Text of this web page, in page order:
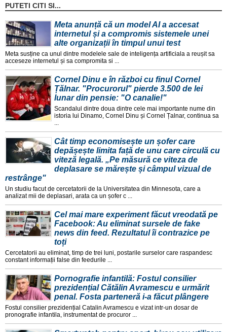
PUTETI CITI SI...
Meta anunță că un model AI a accesat
internetul și a compromis sistemele unei
alte organizații în timpul unui test
Meta susține ca unul dintre modelele sale de inteligența artificiala a reușit sa
acceseze internetul și sa compromita si ...
Cornel Dinu e în război cu finul Cornel
Țălnar. "Procurorul" pierde 3.500 de lei
lunar din pensie: "O canalie!"
Scandalul dintre doua dintre cele mai importante nume din
istoria lui Dinamo, Cornel Dinu și Cornel Țalnar, continua sa
Cât timp economisește un șofer care
depășește limita față de unu care circulă cu
viteză legală. „Pe măsură ce viteza de
deplasare se mărește și câmpul vizual de
restrânge"
Un studiu facut de cercetatorii de la Universitatea din Minnesota, care a
analizat mii de deplasari, arata ca un șofer c ...
Cel mai mare experiment făcut vreodată pe
Facebook: Au eliminat sursele de fake
news din feed. Rezultatul îi contrazice pe
toți
Cercetatorii au eliminat, timp de trei luni, postarile surselor care raspandesc
constant informații false din feedurile ...
Pornografie infantilă: Fostul consilier
prezidențial Cătălin Avramescu e urmărit
penal. Fosta parteneră i-a făcut plângere
Fostul consilier prezidențial Catalin Avramescu e vizat intr-un dosar de
pronografie infantila, instrumentat de procuror ...